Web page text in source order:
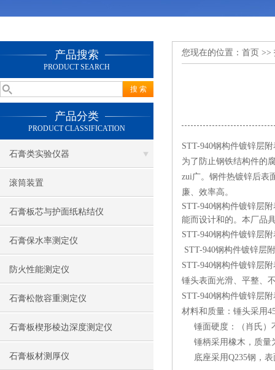
产品搜索
PRODUCT SEARCH
产品分类
PRODUCT CLASSIFICATION
石膏类实验仪器
滚筒装置
石膏板芯与护面纸粘结仪
石膏保水率测定仪
防火性能测定仪
石膏松散容重测定仪
石膏板楔形棱边深度测定仪
石膏板材测厚仪
您现在的位置： 首页 >>
STT-940钢构件镀锌层
为了防止钢铁结构件的
zui广。钢件热镀锌后表
廉、效率高。
STT-940钢构件镀锌层
能而设计和的。本厂品
STT-940钢构件镀锌层
STT-940钢构件镀锌层
STT-940钢构件镀锌层
锤头表面光滑、平整、
STT-940钢构件镀锌层
材料和质量：锤头采用
锤面硬度：（肖氏）
锤柄采用橡木，质量
底座采用Q235钢，表